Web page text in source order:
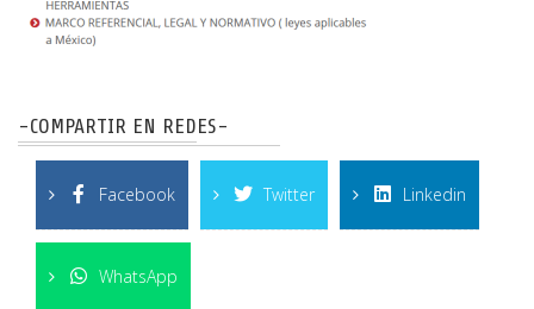
-COMPARTIR EN REDES-
Facebook Twitter Linkedin
WhatsApp